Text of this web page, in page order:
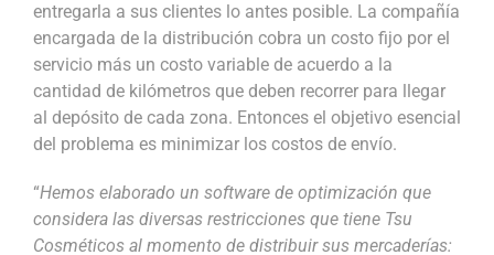
entregarla a sus clientes lo antes posible. La compañía
encargada de la distribución cobra un costo fijo por el
servicio más un costo variable de acuerdo a la
cantidad de kilómetros que deben recorrer para llegar
al depósito de cada zona. Entonces el objetivo esencial
del problema es minimizar los costos de envío.
“Hemos elaborado un software de optimización que
considera las diversas restricciones que tiene Tsu
Cosméticos al momento de distribuir sus mercaderías: